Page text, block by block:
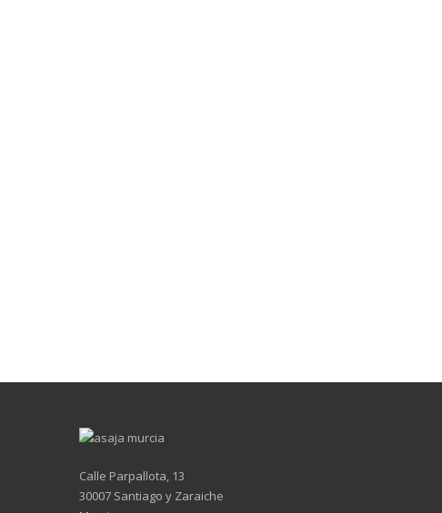
Calle Parpallota, 13
30007 Santiago y Zaraiche